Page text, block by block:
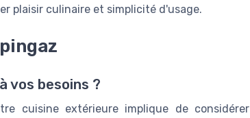
plaisir culinaire et simplicité d'usage.
vos besoins ?
cuisine extérieure implique de considérer